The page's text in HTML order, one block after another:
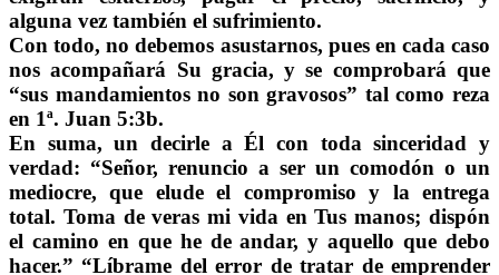
alguna vez también el sufrimiento.
Con todo, no debemos asustarnos, pues en cada caso
nos acompañará Su gracia, y se comprobará que
“sus mandamientos no son gravosos” tal como reza
en 1ª. Juan 5:3b.
En suma, un decirle a Él con toda sinceridad y
verdad: “Señor, renuncio a ser un comodón o un
mediocre, que elude el compromiso y la entrega
total. Toma de veras mi vida en Tus manos; dispón
el camino en que he de andar, y aquello que debo
hacer.” “Líbrame del error de tratar de emprender